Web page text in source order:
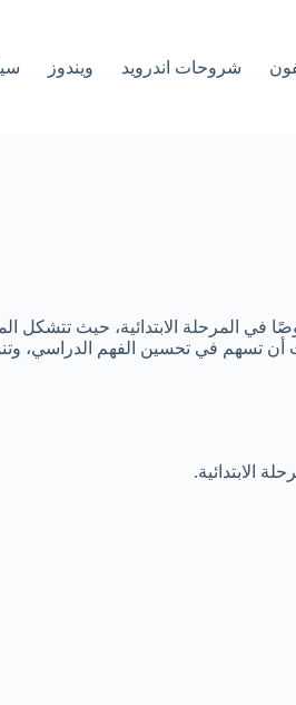
شروحات اندرويد ويندوز
في المرحلة الابتدائية، حيث تتشكل
الابتدائية.